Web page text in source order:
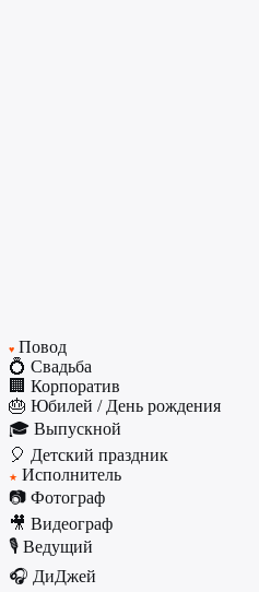
♥ Повод
💍 Свадьба
🏢 Корпоратив
🎂 Юбилей / День рождения
🎓 Выпускной
🎈 Детский праздник
★ Исполнитель
📷 Фотограф
🎥 Видеограф
🎙️ Ведущий
🎧 ДиДжей